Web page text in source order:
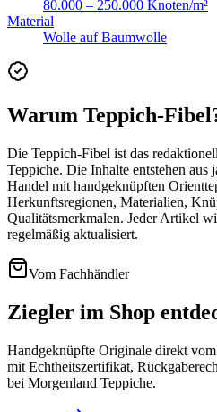
80.000 – 250.000 Knoten/m²
Material
Wolle auf Baumwolle
Warum Teppich-
Die Teppich-Fibel ist das
Teppiche. Die Inhalte entstehen aus
Handel mit handgeknüpften
Herkunftsregionen, Materialien,
Qualitätsmerkmalen. Jeder Artikel
regelmäßig aktualisiert.
Vom Fachhändler
Ziegler im Shop
Handgeknüpfte Originale direkt
mit Echtheitszertifikat,
bei Morgenland Teppiche.